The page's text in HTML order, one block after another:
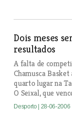
Dois meses
resultados
A falta de
Chamusca
quarto lugar na
O Seixal, que
Desporto | 28-06-2006